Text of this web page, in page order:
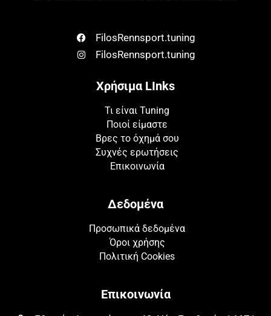
FilosRennsport.tuning
FilosRennsport.tuning
Χρήσιμα LInks
Τι είναι Tuning
Ποιοί είμαστε
Βρες το όχημά σου
Συχνές ερωτήσεις
Επικοινωνία
Δεδομένα
Προσωπικά δεδομένα
Όροι χρήσης
Πολιτική Cookies
Επικοινωνία